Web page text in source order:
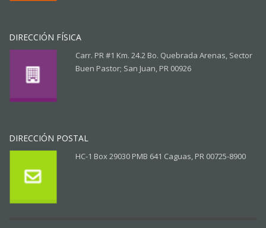
DIRECCIÓN FÍSICA
Carr. PR #1 Km. 24.2 Bo. Quebrada Arenas, Sector
Buen Pastor; San Juan, PR 00926
DIRECCIÓN POSTAL
HC-1 Box 29030 PMB 641 Caguas, PR 00725-8900